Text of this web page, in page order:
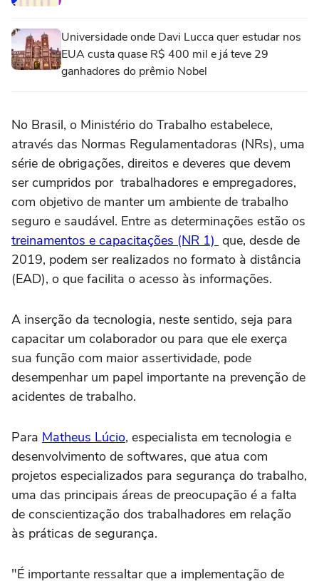
Universidade onde Davi Lucca quer estudar nos
EUA custa quase R$ 400 mil e já teve 29
ganhadores do prêmio Nobel
No Brasil, o Ministério do Trabalho estabelece,
através das Normas Regulamentadoras (NRs), uma
série de obrigações, direitos e deveres que devem
ser cumpridos por trabalhadores e empregadores,
com objetivo de manter um ambiente de trabalho
seguro e saudável. Entre as determinações estão os
treinamentos e capacitações (NR 1) que, desde de
2019, podem ser realizados no formato à distância
(EAD), o que facilita o acesso às informações.
A inserção da tecnologia, neste sentido, seja para
capacitar um colaborador ou para que ele exerça
sua função com maior assertividade, pode
desempenhar um papel importante na prevenção de
acidentes de trabalho.
Para Matheus Lúcio, especialista em tecnologia e
desenvolvimento de softwares, que atua com
projetos especializados para segurança do trabalho,
uma das principais áreas de preocupação é a falta
de conscientização dos trabalhadores em relação
às práticas de segurança.
"É importante ressaltar que a implementação de